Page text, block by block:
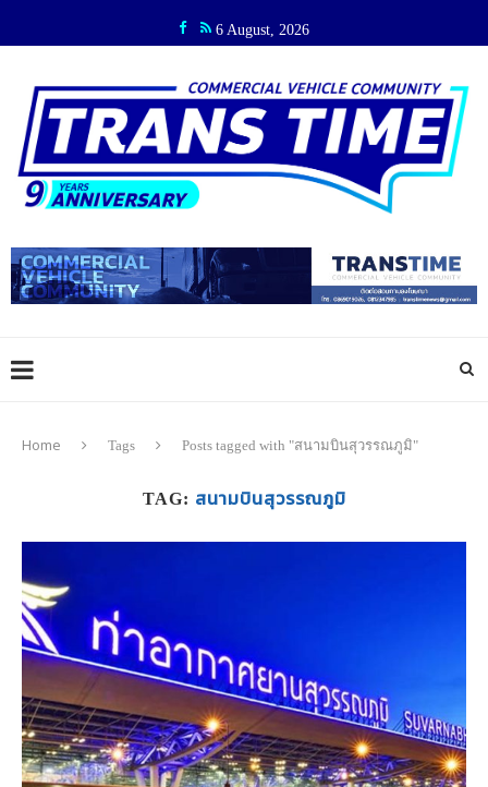
6 August, 2026
Home Tags Posts tagged with "สนามบินสุวรรณภูมิ"
TAG: สนามบินสุวรรณภูมิ